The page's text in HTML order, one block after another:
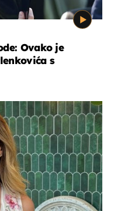
Ovako je
s